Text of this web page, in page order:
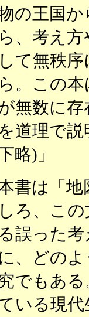
の王国
ら、考え
して無秩
ら。この
無数に
を道理で
略)」
書は「
しろ、こ
る誤った
、どの
でもあ
いる現